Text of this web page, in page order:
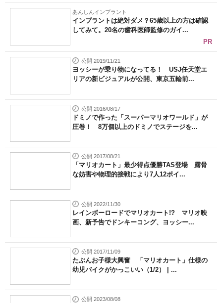
あんしんインプラント
インプラントは絶対ダメ？65歳以上の方は確認
してみて。20名の歯科医師監修のガイ...
PR
公開 2019/11/21
ヨッシーが乗り物になってる！ USJ任天堂エ
リアの新ビジュアルが公開、東京五輪前...
公開 2016/08/17
ドミノで作った「スーパーマリオワールド」が
圧巻！ 8万個以上のドミノでステージを...
公開 2017/08/21
「マリオカート」最少得点優勝TAS登場 露骨
な妨害や物理的接戦により7人12ポイ...
公開 2022/11/30
レインボーロードでマリオカート!? マリオ映
画、新予告でドンキーコング、ヨッシー...
公開 2017/11/09
たぶんお子様大興奮 「マリオカート」仕様の
幼児バイクがかっこいい（1/2） | ...
公開 2023/08/08